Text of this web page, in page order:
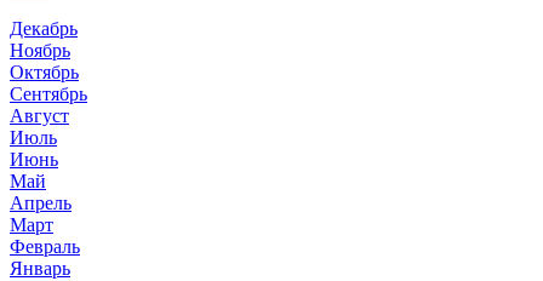
Декабрь
Ноябрь
Октябрь
Сентябрь
Август
Июль
Июнь
Май
Апрель
Март
Февраль
Январь